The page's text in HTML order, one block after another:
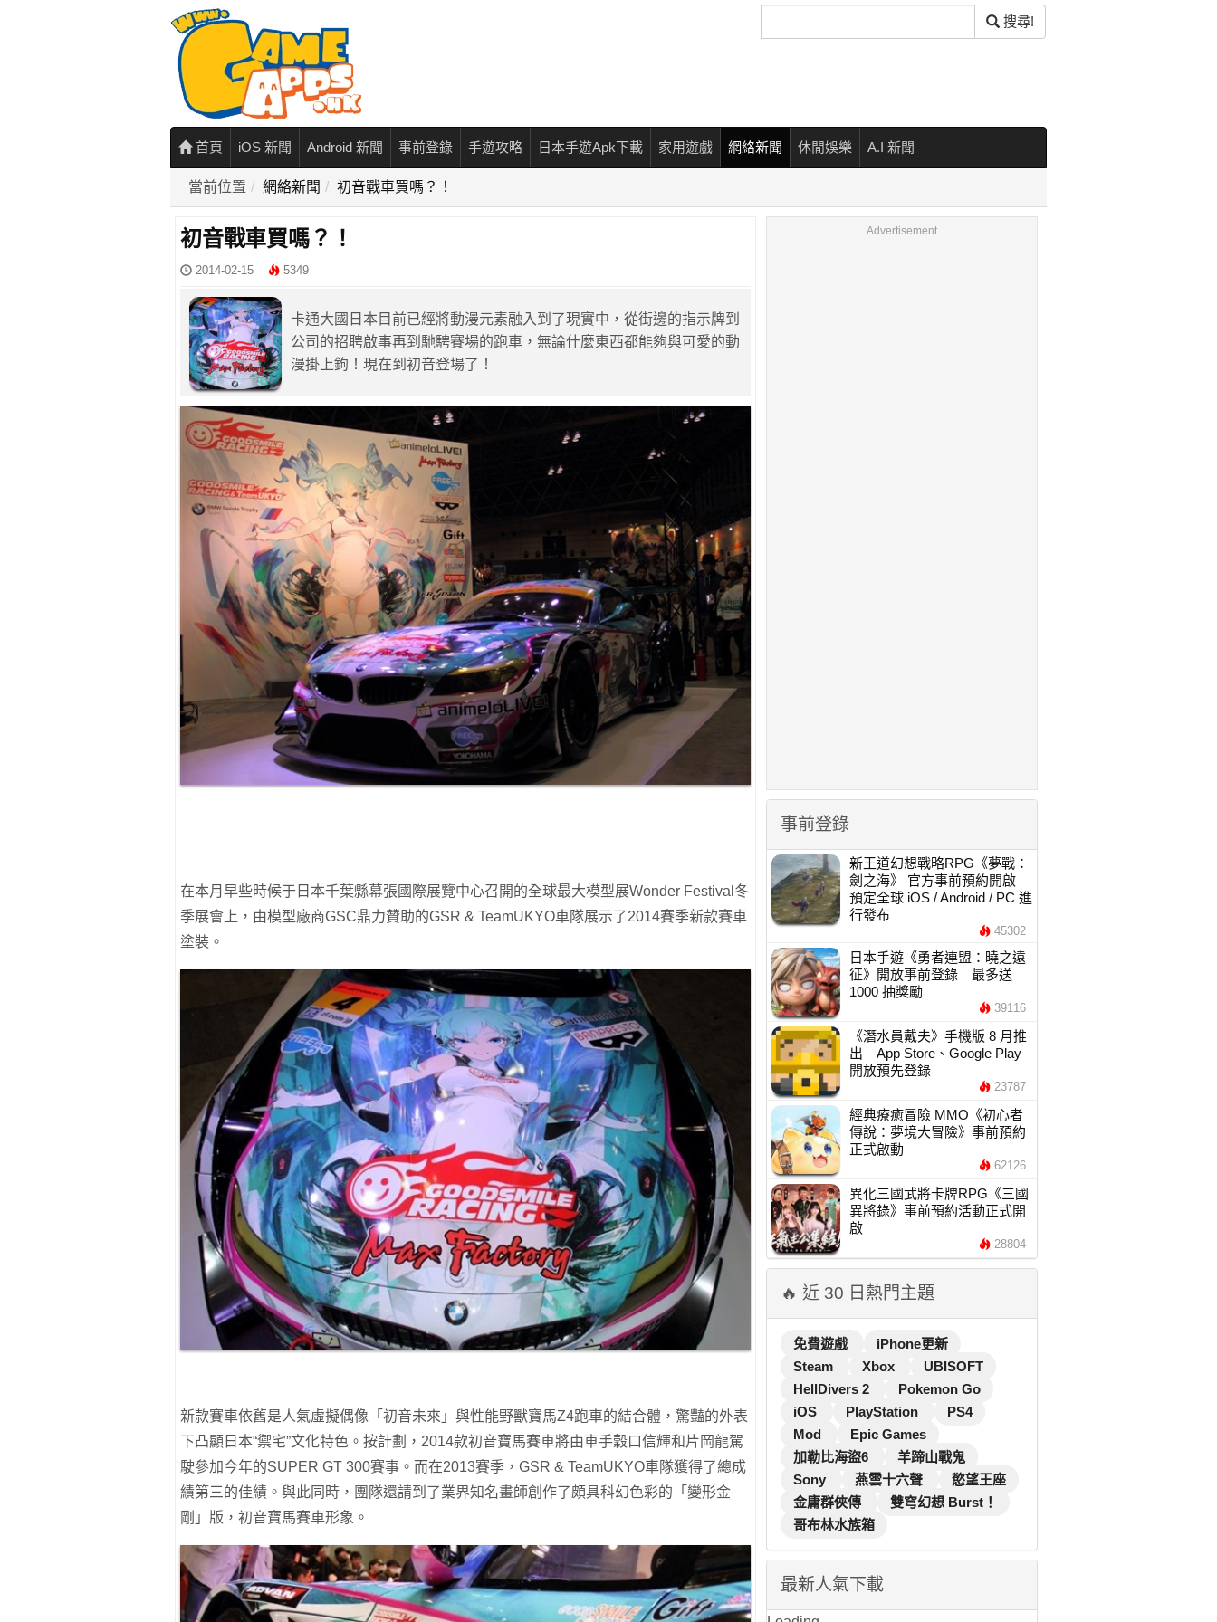
尋
搜尋!
首頁 iOS 新聞 Android 新聞 事前登錄 手遊攻略 日本手遊Apk下載 家用遊戲 網絡新聞 休閒娛樂 A.I 新聞
當前位置 網絡新聞 初音戰車買嗎？！
初音戰車買嗎？！
2014-02-15 5349
卡通大國日本目前已經將動漫元素融入到了現實中，從街邊的指示牌到
公司的招聘啟事再到馳騁賽場的跑車，無論什麼東西都能夠與可愛的動
漫掛上鉤！現在到初音登場了！
在本月早些時候于日本千葉縣幕張國際展覽中心召開的全球最大模型展Wonder Festival冬
季展會上，由模型廠商GSC鼎力贊助的GSR & TeamUKYO車隊展示了2014賽季新款賽車
塗裝。
新款賽車依舊是人氣虛擬偶像「初音未來」與性能野獸寶馬Z4跑車的結合體，驚豔的外表
下凸顯日本“禦宅”文化特色。按計劃，2014款初音寶馬賽車將由車手穀口信輝和片岡龍駕
駛參加今年的SUPER GT 300賽事。而在2013賽季，GSR & TeamUKYO車隊獲得了總成
績第三的佳績。與此同時，團隊還請到了業界知名畫師創作了頗具科幻色彩的「變形金
剛」版，初音寶馬賽車形象。
Advertisement
事前登錄
新王道幻想戰略RPG《夢戰：
劍之海》 官方事前預約開啟
預定全球 iOS / Android / PC 進
行發布
45302
日本手遊《勇者連盟：曉之遠
征》開放事前登錄 最多送
1000 抽獎勵
39116
《潛水員戴夫》手機版 8 月推
出 App Store、Google Play
開放預先登錄
23787
經典療癒冒險 MMO《初心者
傳說：夢境大冒險》事前預約
正式啟動
62126
異化三國武將卡牌RPG《三國
異將錄》事前預約活動正式開
啟
28804
🔥 近 30 日熱門主題
免費遊戲
iPhone更新
Steam
Xbox
UBISOFT
HellDivers 2
Pokemon Go
iOS
PlayStation
PS4
Mod
Epic Games
加勒比海盜6
羊蹄山戰鬼
Sony
燕雲十六聲
慾望王座
金庸群俠傳
雙穹幻想 Burst！
哥布林水族箱
最新人氣下載